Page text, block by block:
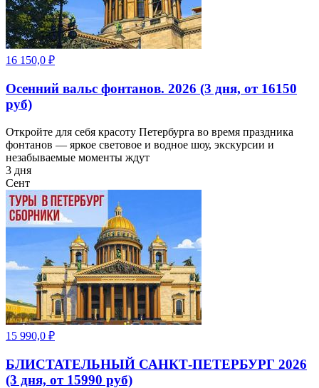
16 150,0 ₽
Осенний вальс фонтанов. 2026 (3 дня, от 16150
руб)
Откройте для себя красоту Петербурга во время праздника
фонтанов — яркое световое и водное шоу, экскурсии и
незабываемые моменты ждут
3 дня
Сент
15 990,0 ₽
БЛИСТАТЕЛЬНЫЙ САНКТ-ПЕТЕРБУРГ 2026
(3 дня, от 15990 руб)